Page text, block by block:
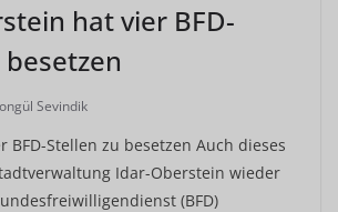
hat vier BFD-
Sevindik
BFD-Stellen zu besetzen Auch dieses
Idar-Oberstein wieder
(BFD)